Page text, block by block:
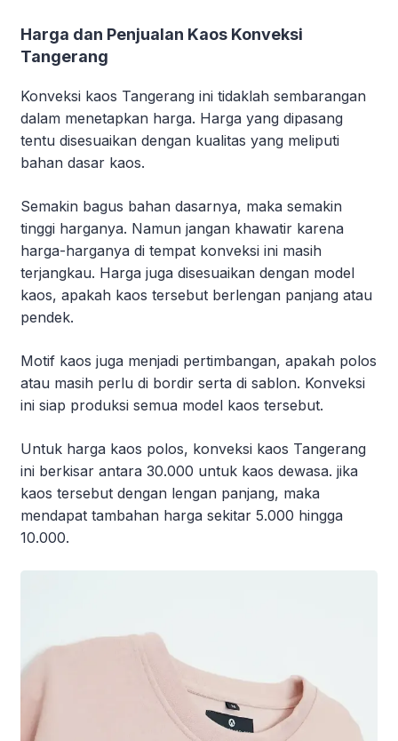
Harga dan Penjualan Kaos Konveksi
Tangerang
Konveksi kaos Tangerang ini tidaklah sembarangan
dalam menetapkan harga. Harga yang dipasang
tentu disesuaikan dengan kualitas yang meliputi
bahan dasar kaos.
Semakin bagus bahan dasarnya, maka semakin
tinggi harganya. Namun jangan khawatir karena
harga-harganya di tempat konveksi ini masih
terjangkau. Harga juga disesuaikan dengan model
kaos, apakah kaos tersebut berlengan panjang atau
pendek.
Motif kaos juga menjadi pertimbangan, apakah polos
atau masih perlu di bordir serta di sablon. Konveksi
ini siap produksi semua model kaos tersebut.
Untuk harga kaos polos, konveksi kaos Tangerang
ini berkisar antara 30.000 untuk kaos dewasa. jika
kaos tersebut dengan lengan panjang, maka
mendapat tambahan harga sekitar 5.000 hingga
10.000.